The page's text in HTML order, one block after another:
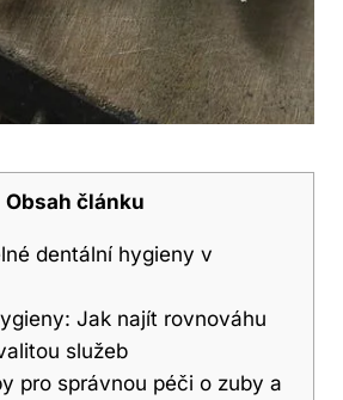
Obsah článku
dentální hygieny v
Jak najít rovnováhu
služeb
pro správnou péči o zuby a